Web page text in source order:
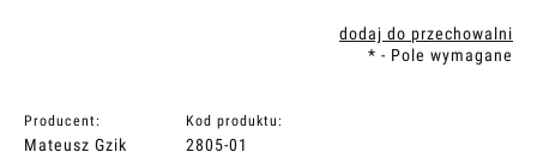
dodaj do przechowalni
* - Pole wymagane
Producent:
Mateusz Gzik
Kod produktu:
2805-01